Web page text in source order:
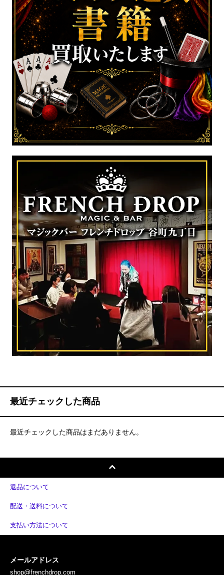
最近チェックした商品
最近チェックした商品はまだありません。
返品について
配送・送料について
支払い方法について
メールアドレス
shop@frenchdrop.com